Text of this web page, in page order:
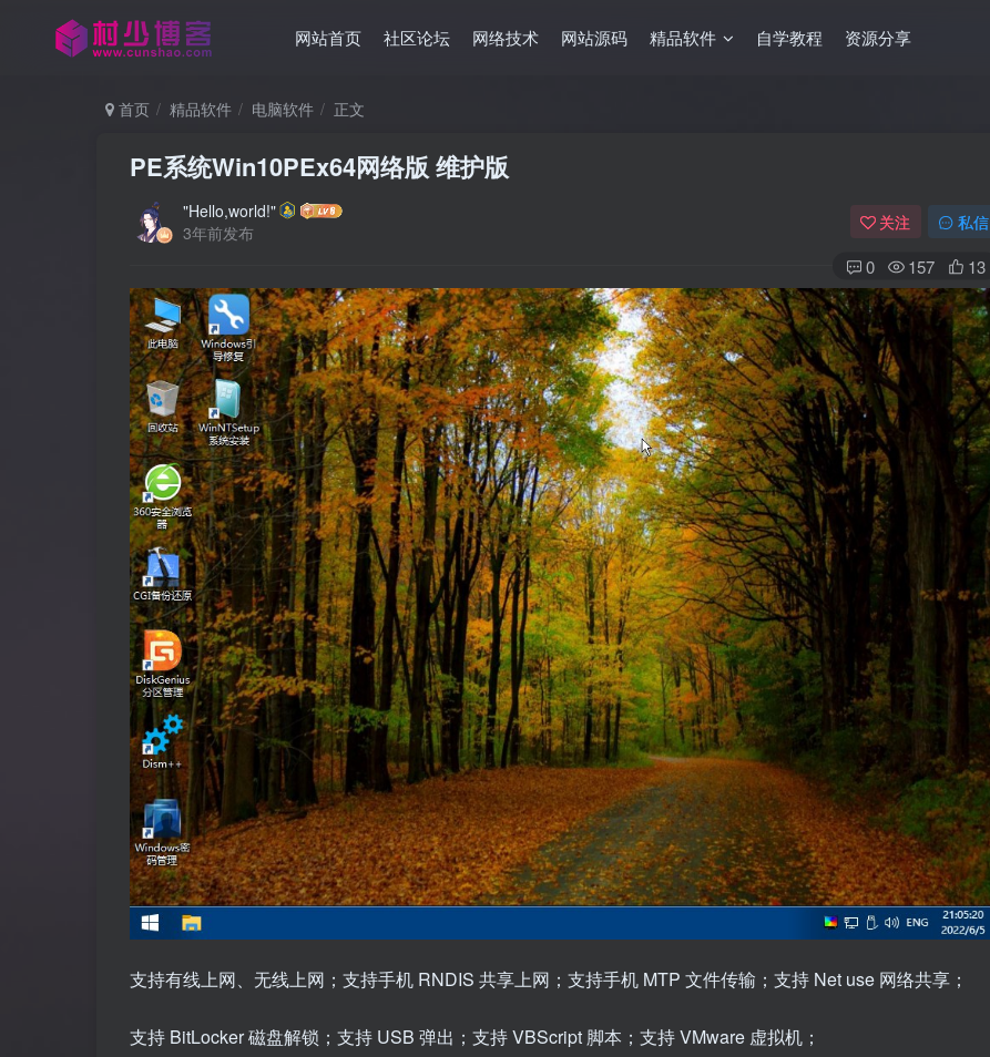
网站首页 社区论坛 网络技术 网站源码 精品软件 自学教程 资源分享
首页 精品软件 电脑软件 正文
PE系统Win10PEx64网络版 维护版
"Hello,world!"
3年前发布
关注 私信
0 157 13
支持有线上网、无线上网；支持手机 RNDIS 共享上网；支持手机 MTP 文件传输；支持 Net use 网络共享；
支持 BitLocker 磁盘解锁；支持 USB 弹出；支持 VBScript 脚本；支持 VMware 虚拟机；